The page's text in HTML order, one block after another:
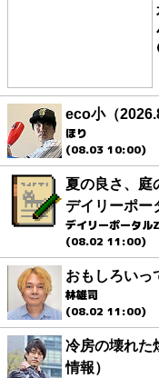
eco小（
ほり
(08.03 10:00)
夏の良さ、庭
デイリーポー
デイリーポータルZ
(08.02 11:00)
おもしろいっ
林雄司
(08.02 11:00)
冷房の壊れた
情報）